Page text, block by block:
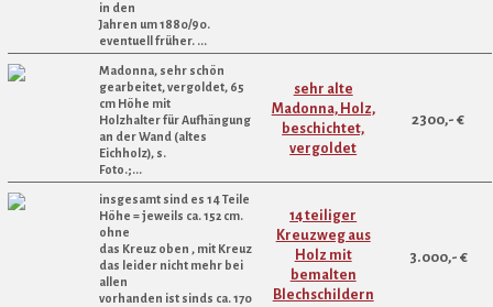
in den
Jahren um 1880/90.
eventuell früher. ...
Madonna, sehr schön
gearbeitet, vergoldet, 65
cm Höhe mit
Holzhalter für Aufhängung
an der Wand (altes
Eichholz), s.
Foto.;...
sehr alte
Madonna, Holz,
beschichtet,
vergoldet
2300,- €
insgesamt sind es 14 Teile
Höhe = jeweils ca. 152 cm.
ohne
das Kreuz oben , mit Kreuz
das leider nicht mehr bei
allen
vorhanden ist sinds ca. 170
14 teiliger
Kreuzweg aus
Holz mit
bemalten
Blechschildern
3.000,- €